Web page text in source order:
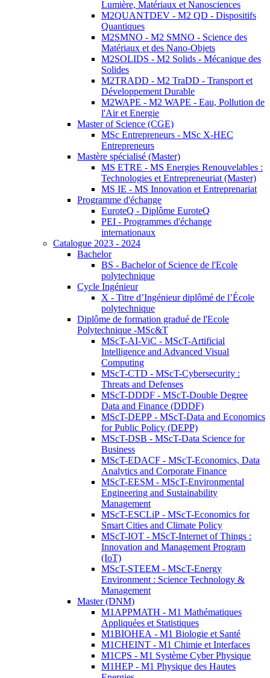
Lumière, Matériaux et Nanosciences
M2QUANTDEV - M2 QD - Dispositifs
Quantiques
M2SMNO - M2 SMNO - Science des
Matériaux et des Nano-Objets
M2SOLIDS - M2 Solids - Mécanique des
Solides
M2TRADD - M2 TraDD - Transport et
Développement Durable
M2WAPE - M2 WAPE - Eau, Pollution de
l'Air et Energie
Master of Science (CGE)
MSc Entrepreneurs - MSc X-HEC
Entrepreneurs
Mastère spécialisé (Master)
MS ETRE - MS Energies Renouvelables :
Technologies et Entrepreneuriat (Master)
MS IE - MS Innovation et Entreprenariat
Programme d'échange
EuroteQ - Diplôme EuroteQ
PEI - Programmes d'échange
internationaux
Catalogue 2023 - 2024
Bachelor
BS - Bachelor of Science de l'Ecole
polytechnique
Cycle Ingénieur
X - Titre d’Ingénieur diplômé de l’École
polytechnique
Diplôme de formation gradué de l'Ecole
Polytechnique -MSc&T
MScT-AI-ViC - MScT-Artificial
Intelligence and Advanced Visual
Computing
MScT-CTD - MScT-Cybersecurity :
Threats and Defenses
MScT-DDDF - MScT-Double Degree
Data and Finance (DDDF)
MScT-DEPP - MScT-Data and Economics
for Public Policy (DEPP)
MScT-DSB - MScT-Data Science for
Business
MScT-EDACF - MScT-Economics, Data
Analytics and Corporate Finance
MScT-EESM - MScT-Environmental
Engineering and Sustainability
Management
MScT-ESCLiP - MScT-Economics for
Smart Cities and Climate Policy
MScT-IOT - MScT-Internet of Things :
Innovation and Management Program
(IoT)
MScT-STEEM - MScT-Energy
Environment : Science Technology &
Management
Master (DNM)
M1APPMATH - M1 Mathématiques
Appliquées et Statistiques
M1BIOHEA - M1 Biologie et Santé
M1CHEINT - M1 Chimie et Interfaces
M1CPS - M1 Système Cyber Physique
M1HEP - M1 Physique des Hautes